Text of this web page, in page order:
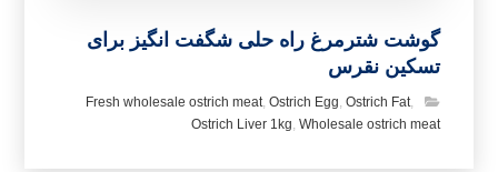
گوشت شترمرغ راه حلی شگفت انگیز برای
تسکین نقرس
Fresh wholesale ostrich meat, Ostrich Egg Ostrich Fat,
Ostrich Liver 1kg Wholesale ostrich meat